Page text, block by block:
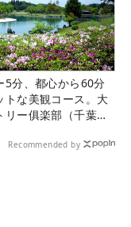
5分、都心から60分
トな美観コース。大
リー俱楽部（千葉
Recommended by